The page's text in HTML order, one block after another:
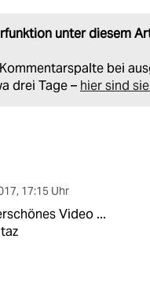
unter diesem
bei
drei Tage – hier sind
, 17:15 Uhr
Video ...